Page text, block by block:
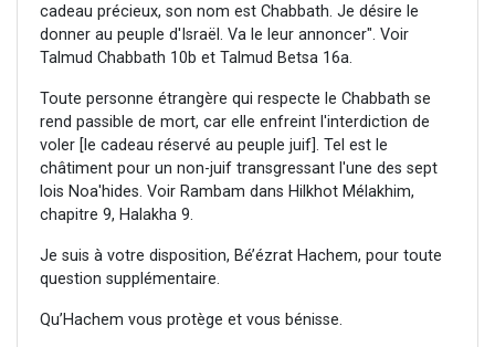
cadeau précieux, son nom est Chabbath. Je désire le
donner au peuple d'Israël. Va le leur annoncer". Voir
Talmud Chabbath 10b et Talmud Betsa 16a.
Toute personne étrangère qui respecte le Chabbath se
rend passible de mort, car elle enfreint l'interdiction de
voler [le cadeau réservé au peuple juif]. Tel est le
châtiment pour un non-juif transgressant l'une des sept
lois Noa'hides. Voir Rambam dans Hilkhot Mélakhim,
chapitre 9, Halakha 9.
Je suis à votre disposition, Bé’ézrat Hachem, pour toute
question supplémentaire.
Qu’Hachem vous protège et vous bénisse.